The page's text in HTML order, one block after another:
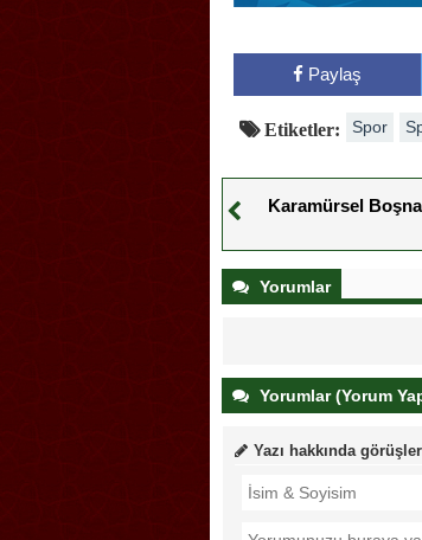
Paylaş
Etiketler: Spor
Karamürsel
Yorumlar
Yorumlar (Yorum
Yazı hakkında